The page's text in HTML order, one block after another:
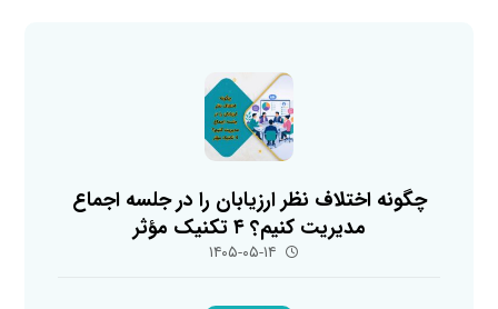
چگونه اختلاف نظر ارزیابان را در جلسه اجماع
مدیریت کنیم؟ ۴ تکنیک مؤثر
۱۴۰۵-۰۵-۱۴